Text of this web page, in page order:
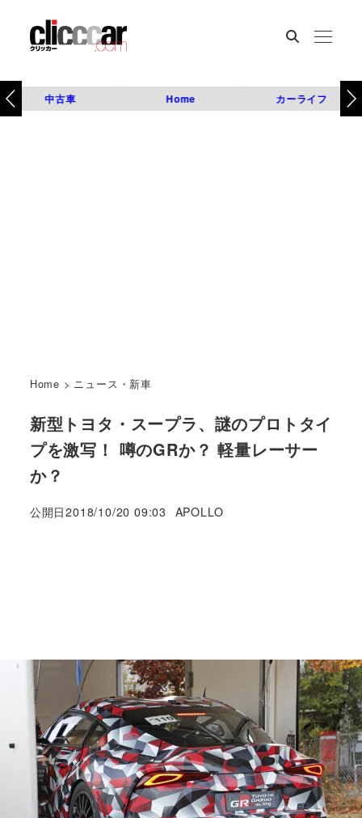
中古車 Home カーライフ
Home > ニュース・新車
新型トヨタ・スープラ、謎のプロトタイ
プを激写！ 噂のGRか？ 軽量レーサー
か？
公開日2018/10/20 09:03
著
APOLLO